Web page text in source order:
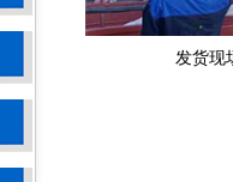
发货现